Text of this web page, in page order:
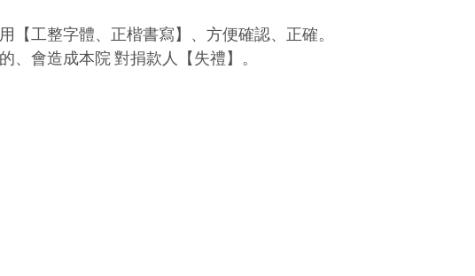
【工整字體、正楷書寫】、方便確認、正確。
、會造成本院 對捐款人【失禮】。